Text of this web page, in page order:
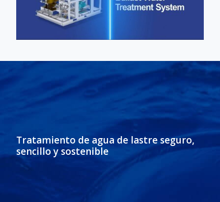
Tratamiento de agua de lastre seguro,
sencillo y sostenible